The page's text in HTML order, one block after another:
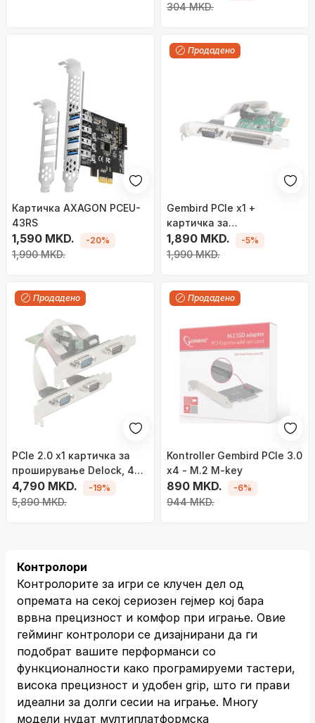
304 MKD.
Картичка AXAGON PCEU-
43RS
1,590 MKD.
1,990 MKD.
-20%
Продадено
Gembird PCIe x1 +
картичка за
проширување на LPT
1,890 MKD.
1,990 MKD.
-5%
Продадено
PCIe 2.0 x1 картичка за
проширување Delock, 4x
RS-232
4,790 MKD.
5,890 MKD.
-19%
Продадено
Kontroller Gembird PCIe 3.0
x4 - M.2 M-key
890 MKD.
944 MKD.
-6%
Контролори
Контролорите за игри се клучен дел од
опремата на секој сериозен гејмер кој бара
врвна прецизност и комфор при играње. Овие
гейминг контролори се дизајнирани да ги
подобрат вашите перформанси со
функционалности како програмируеми тастери,
висока прецизност и удобен grip, што ги прави
идеални за долги сесии на играње. Многу
модели нудат мултиплатформска